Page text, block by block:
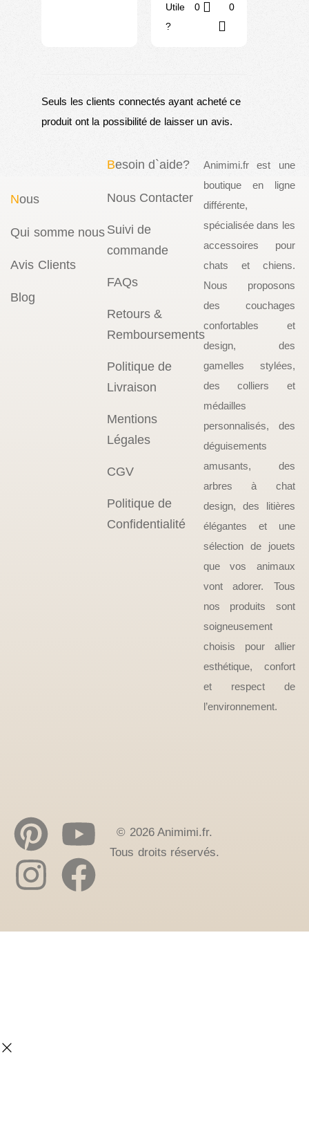
Utile
?
0 0
Seuls les clients connectés ayant acheté ce
produit ont la possibilité de laisser un avis.
Nous
Qui somme nous
Avis Clients
Blog
Besoin d`aide?
Nous Contacter
Suivi de
commande
FAQs
Retours &
Remboursements
Politique de
Livraison
Mentions
Légales
CGV
Politique de
Confidentialité
Animimi.fr est une
boutique en ligne
différente,
spécialisée dans les
accessoires pour
chats et chiens.
Nous proposons
des couchages
confortables et
design, des
gamelles stylées,
des colliers et
médailles
personnalisés, des
déguisements
amusants, des
arbres à chat
design, des litières
élégantes et une
sélection de jouets
que vos animaux
vont adorer. Tous
nos produits sont
soigneusement
choisis pour allier
esthétique, confort
et respect de
l’environnement.
© 2026 Animimi.fr.
Tous droits réservés.